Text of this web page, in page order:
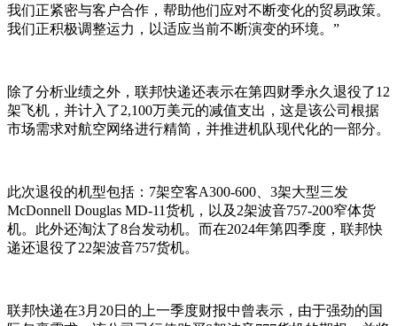
我们正紧密与客户合作，帮助他们应对不断变化的贸易政策。
我们正积极调整运力，以适应当前不断演变的环境。”
除了分析业绩之外，联邦快递还表示在第四财季永久退役了12
架飞机，并计入了2,100万美元的减值支出，这是该公司根据
市场需求对航空网络进行精简，并推进机队现代化的一部分。
此次退役的机型包括：7架空客A300-600、3架大型三发
McDonnell Douglas MD-11货机，以及2架波音757-200窄体货
机。此外还淘汰了8台发动机。而在2024年第四季度，联邦快
递还退役了22架波音757货机。
联邦快递在3月20日的上一季度财报中曾表示，由于强劲的国